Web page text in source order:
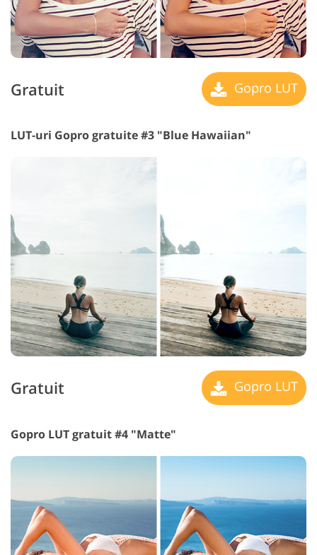
Gratuit Gopro LUT
LUT-uri Gopro gratuite #3 "Blue Hawaiian"
Gratuit Gopro LUT
Gopro LUT gratuit #4 "Matte"